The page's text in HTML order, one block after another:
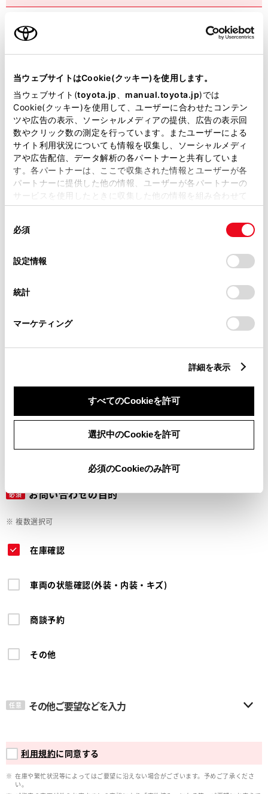
当ウェブサイトはCookie(クッキー)を使用します。
当ウェブサイト(toyota.jp manual.toyota.jp)では
Cookie(クッキー)を使用して、ユーザーに合わせたコンテン
ツや広告の表示、ソーシャルメディアの提供、広告の表示回
数やクリック数の測定を行っています。またユーザーによる
サイト利用状況についても情報を収集し、ソーシャルメディ
アや広告配信、データ解析の各パートナーと共有していま
す。各パートナーは、ここで収集された情報とユーザーが各
パートナーに提供した他の情報、ユーザーが各パートナーの
サービスを使用したときに収集した他の情報を組み合わせて
使用することがあります。当ウェブサイトの使用を続行する
デバイスにすべてのCookie(クッキー)が保存されることに同
意したことになります。Cookie(クッキー)のオプトアウト、
設定の変更、同意を撤回したりするにあたっては、当社の
「Cookie（クッキー）情報の取り扱いについて
」をご覧くだ
必須
設定情報
統計
マーケティング
詳細を表示
すべてのCookieを許可
選択中のCookieを許可
必須のCookieのみ許可
市区町村名
必須 丁目番地
建物名
必須 ご希望の連絡方法
Eメール
メールアドレス
必須 お問い合わせの目的
※ 複数選択可
在庫確認
車両の状態確認(外装・内装・キズ)
商談予約
その他
任意 その他ご要望などを入力
利用規約に同意する
在庫や繁忙状況等によってはご要望に沿えない場合がございます。予めご了承くださ
い。